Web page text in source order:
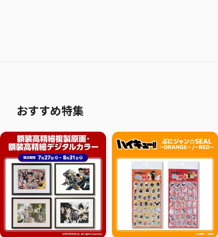
おすすめ特集